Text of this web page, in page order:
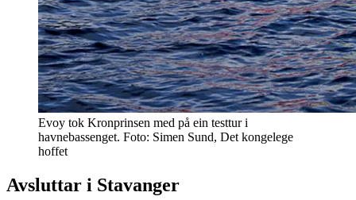
Evoy tok Kronprinsen med på ein testtur i
havnebassenget. Foto: Simen Sund, Det kongelege
hoffet
Avsluttar i Stavanger